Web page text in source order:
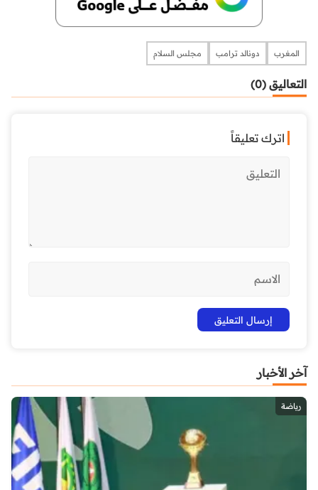
المغرب دونالد ترامب مجلس السلام
التعاليق (0)
اترك تعليقاً
آخر الأخبار
رياضة